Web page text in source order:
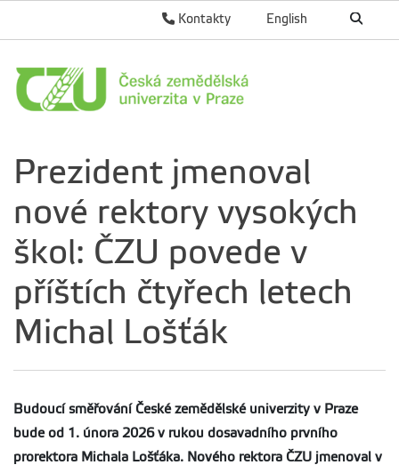
English
Kontakty
Prezident jmenoval
nové rektory vysokých
škol: ČZU povede v
příštích čtyřech letech
Michal Lošťák
Budoucí směřování České zemědělské univerzity v Praze
bude od 1. února 2026 v rukou dosavadního prvního
prorektora Michala Lošťáka. Nového rektora ČZU jmenoval v